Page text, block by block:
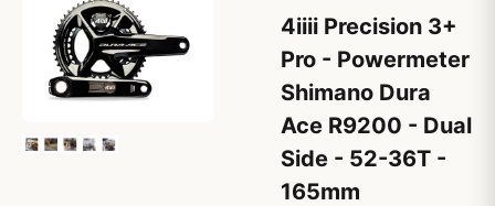
4iiii Precision 3+
Pro - Powermeter
Shimano Dura
Ace R9200 - Dual
Side - 52-36T -
165mm